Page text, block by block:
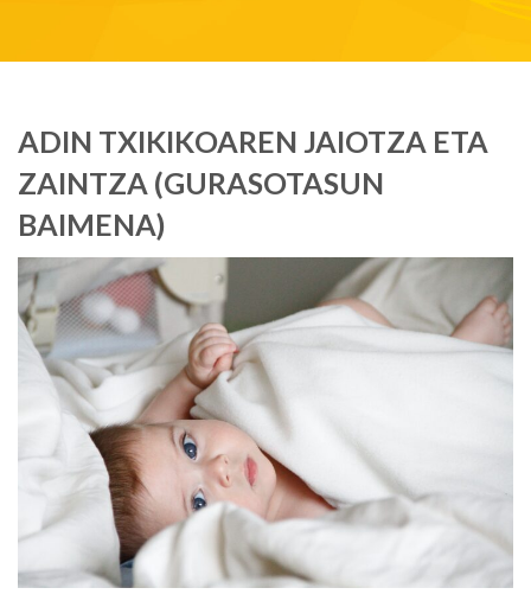
ADIN TXIKIKOAREN JAIOTZA ETA
ZAINTZA (GURASOTASUN
BAIMENA)